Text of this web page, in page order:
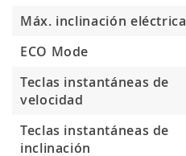
Máx. inclinación eléctrica
ECO Mode
Teclas instantáneas de
velocidad
Teclas instantáneas de
inclinación